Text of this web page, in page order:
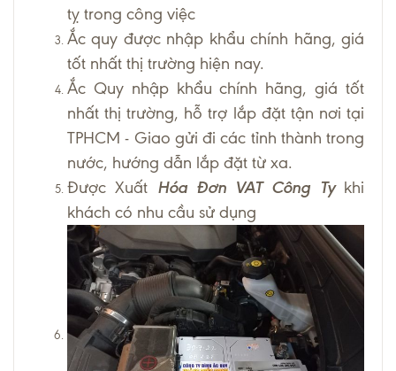
tỵ trong công việc
Ắc quy được nhập khẩu chính hãng, giá
tốt nhất thị trường hiện nay.
Ắc Quy nhập khẩu chính hãng, giá tốt
nhất thị trường, hỗ trợ lắp đặt tận nơi tại
TPHCM - Giao gửi đi các tỉnh thành trong
nước, hướng dẫn lắp đặt từ xa.
Được Xuất Hóa Đơn VAT Công Tykhi
khách có nhu cầu sử dụng